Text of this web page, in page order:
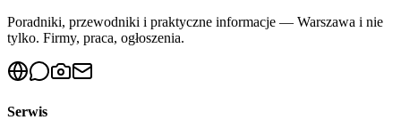
Poradniki, przewodniki i praktyczne informacje — Warszawa i nie
tylko. Firmy, praca, ogłoszenia.
Serwis